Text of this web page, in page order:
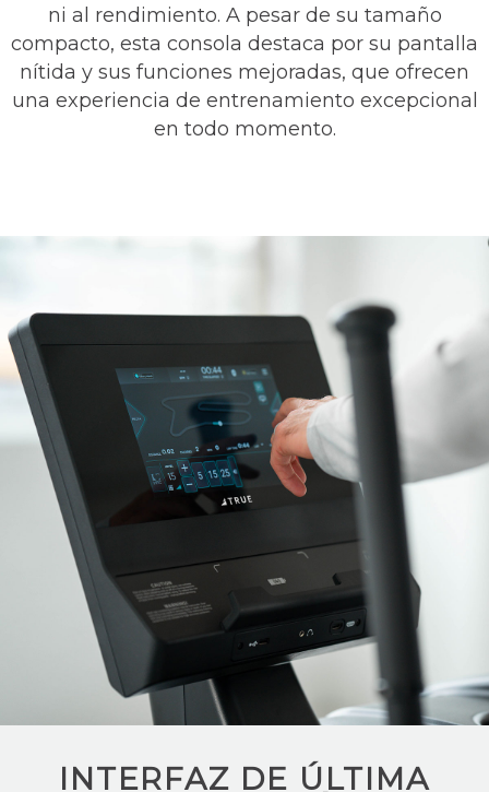
ni al rendimiento. A pesar de su tamaño
compacto, esta consola destaca por su pantalla
nítida y sus funciones mejoradas, que ofrecen
una experiencia de entrenamiento excepcional
en todo momento.
INTERFAZ DE ÚLTIMA